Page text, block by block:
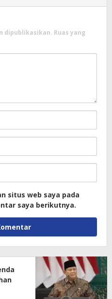
dipublikasikan. Ruas yang
situs web saya pada
saya berikutnya.